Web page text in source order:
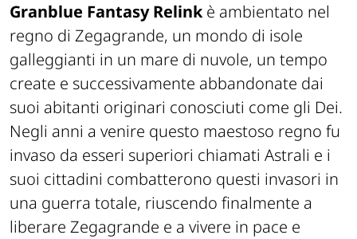
Granblue Fantasy Relinkè ambientato nel
regno di Zegagrande, un mondo di isole
galleggianti in un mare di nuvole, un tempo
create e successivamente abbandonate dai
suoi abitanti originari conosciuti come gli Dei.
Negli anni a venire questo maestoso regno fu
invaso da esseri superiori chiamati Astrali e i
suoi cittadini combatterono questi invasori in
una guerra totale, riuscendo finalmente a
liberare Zegagrande e a vivere in pace e